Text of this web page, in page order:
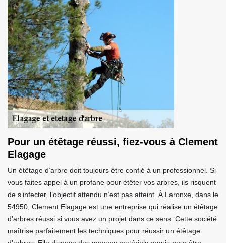
Pour un étêtage réussi, fiez-vous à Clement
Elagage
Un étêtage d’arbre doit toujours être confié à un professionnel. Si
vous faites appel à un profane pour étêter vos arbres, ils risquent
de s’infecter, l’objectif attendu n’est pas atteint. À Laronxe, dans le
54950, Clement Elagage est une entreprise qui réalise un étêtage
d’arbres réussi si vous avez un projet dans ce sens. Cette société
maîtrise parfaitement les techniques pour réussir un étêtage